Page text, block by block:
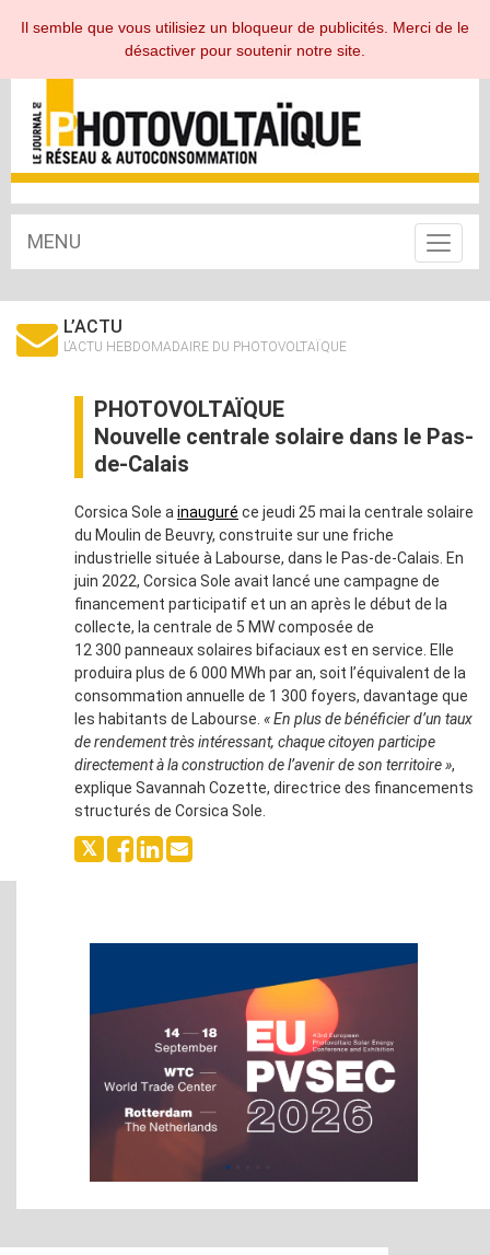
ESPACE ABONNÉ
MENU
Toggle
L’ACTU
L’ACTU HEBDOMADAIRE DU PHOTOVOLTAÏQUE
PHOTOVOLTAÏQUE
Nouvelle centrale solaire dans le Pas-
de-Calais
Corsica Sole a inauguré ce jeudi 25 mai la centrale solaire
du Moulin de Beuvry, construite sur une friche
industrielle située à Labourse, dans le Pas-de-Calais. En
juin 2022, Corsica Sole avait lancé une campagne de
financement participatif et un an après le début de la
collecte, la centrale de 5 MW composée de
12 300 panneaux solaires bifaciaux est en service. Elle
produira plus de 6 000 MWh par an, soit l’équivalent de la
consommation annuelle de 1 300 foyers, davantage que
les habitants de Labourse. « En plus de bénéficier d’un taux
de rendement très intéressant, chaque citoyen participe
directement à la construction de l’avenir de son territoire »,
explique Savannah Cozette, directrice des financements
structurés de Corsica Sole.
Il semble que vous utilisiez un bloqueur de publicités. Merci de le
désactiver pour soutenir notre site.